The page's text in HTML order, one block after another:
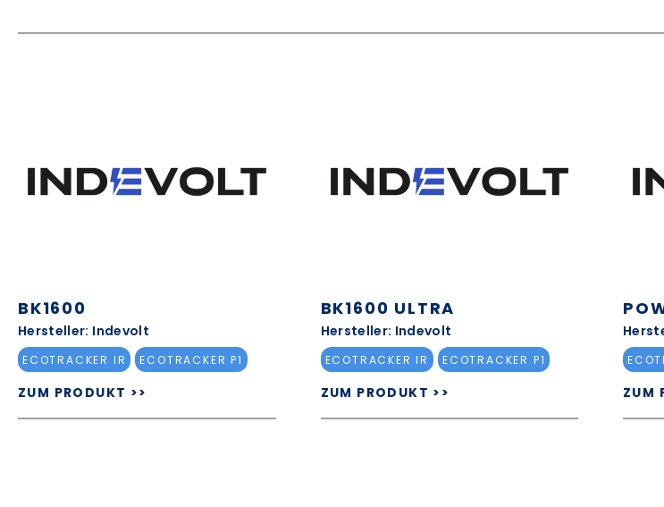
BK1600
Hersteller: Indevolt
ECOTRACKER IR ECOTRACKER P1
ZUM PRODUKT >>
BK1600 ULTRA
Hersteller: Indevolt
ECOTRACKER IR ECOTRACKER P1
ZUM PRODUKT >> ZUM